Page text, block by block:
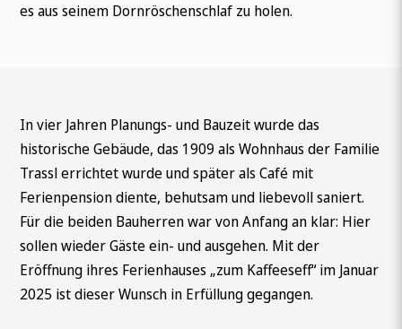
es aus seinem Dornröschenschlaf zu holen.
In vier Jahren Planungs- und Bauzeit wurde das
historische Gebäude, das 1909 als Wohnhaus der Familie
Trassl errichtet wurde und später als Café mit
Ferienpension diente, behutsam und liebevoll saniert.
Für die beiden Bauherren war von Anfang an klar: Hier
sollen wieder Gäste ein- und ausgehen. Mit der
Eröffnung ihres Ferienhauses „zum Kaffeeseff“ im Januar
2025 ist dieser Wunsch in Erfüllung gegangen.